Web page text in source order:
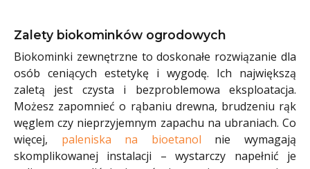
Zalety biokominków ogrodowych
Biokominki zewnętrzne to doskonałe rozwiązanie dla
osób ceniących estetykę i wygodę. Ich największą
zaletą jest czysta i bezproblemowa eksploatacja.
Możesz zapomnieć o rąbaniu drewna, brudzeniu rąk
węglem czy nieprzyjemnym zapachu na ubraniach. Co
więcej, paleniska na bioetanol nie wymagają
skomplikowanej instalacji – wystarczy napełnić je